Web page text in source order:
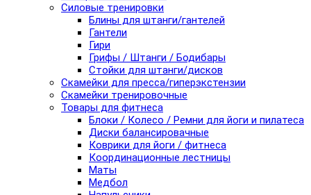
Силовые тренировки
Блины для штанги/гантелей
Гантели
Гири
Грифы / Штанги / Бодибары
Стойки для штанги/дисков
Скамейки для пресса/гиперэкстензии
Скамейки тренировочные
Товары для фитнеса
Блоки / Колесо / Ремни для йоги и пилатеса
Диски балансировачные
Коврики для йоги / фитнеса
Координационные лестницы
Маты
Медбол